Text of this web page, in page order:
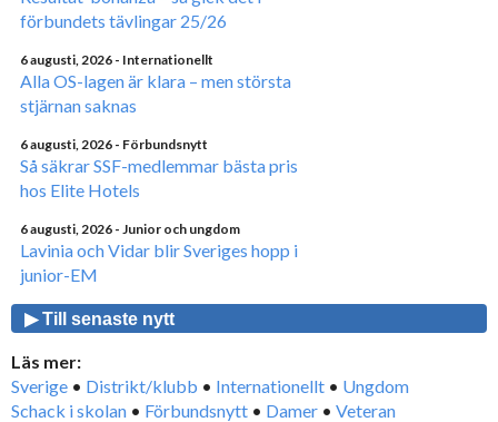
förbundets tävlingar 25/26
6 augusti, 2026 - Internationellt
Alla OS-lagen är klara – men största
stjärnan saknas
6 augusti, 2026 - Förbundsnytt
Så säkrar SSF-medlemmar bästa pris
hos Elite Hotels
6 augusti, 2026 - Junior och ungdom
Lavinia och Vidar blir Sveriges hopp i
junior-EM
▶ Till senaste nytt
Läs mer:
Sverige • Distrikt/klubb • Internationellt • Ungdom
Schack i skolan • Förbundsnytt • Damer • Veteran